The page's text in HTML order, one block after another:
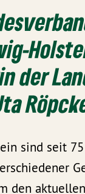
der
sind seit
den